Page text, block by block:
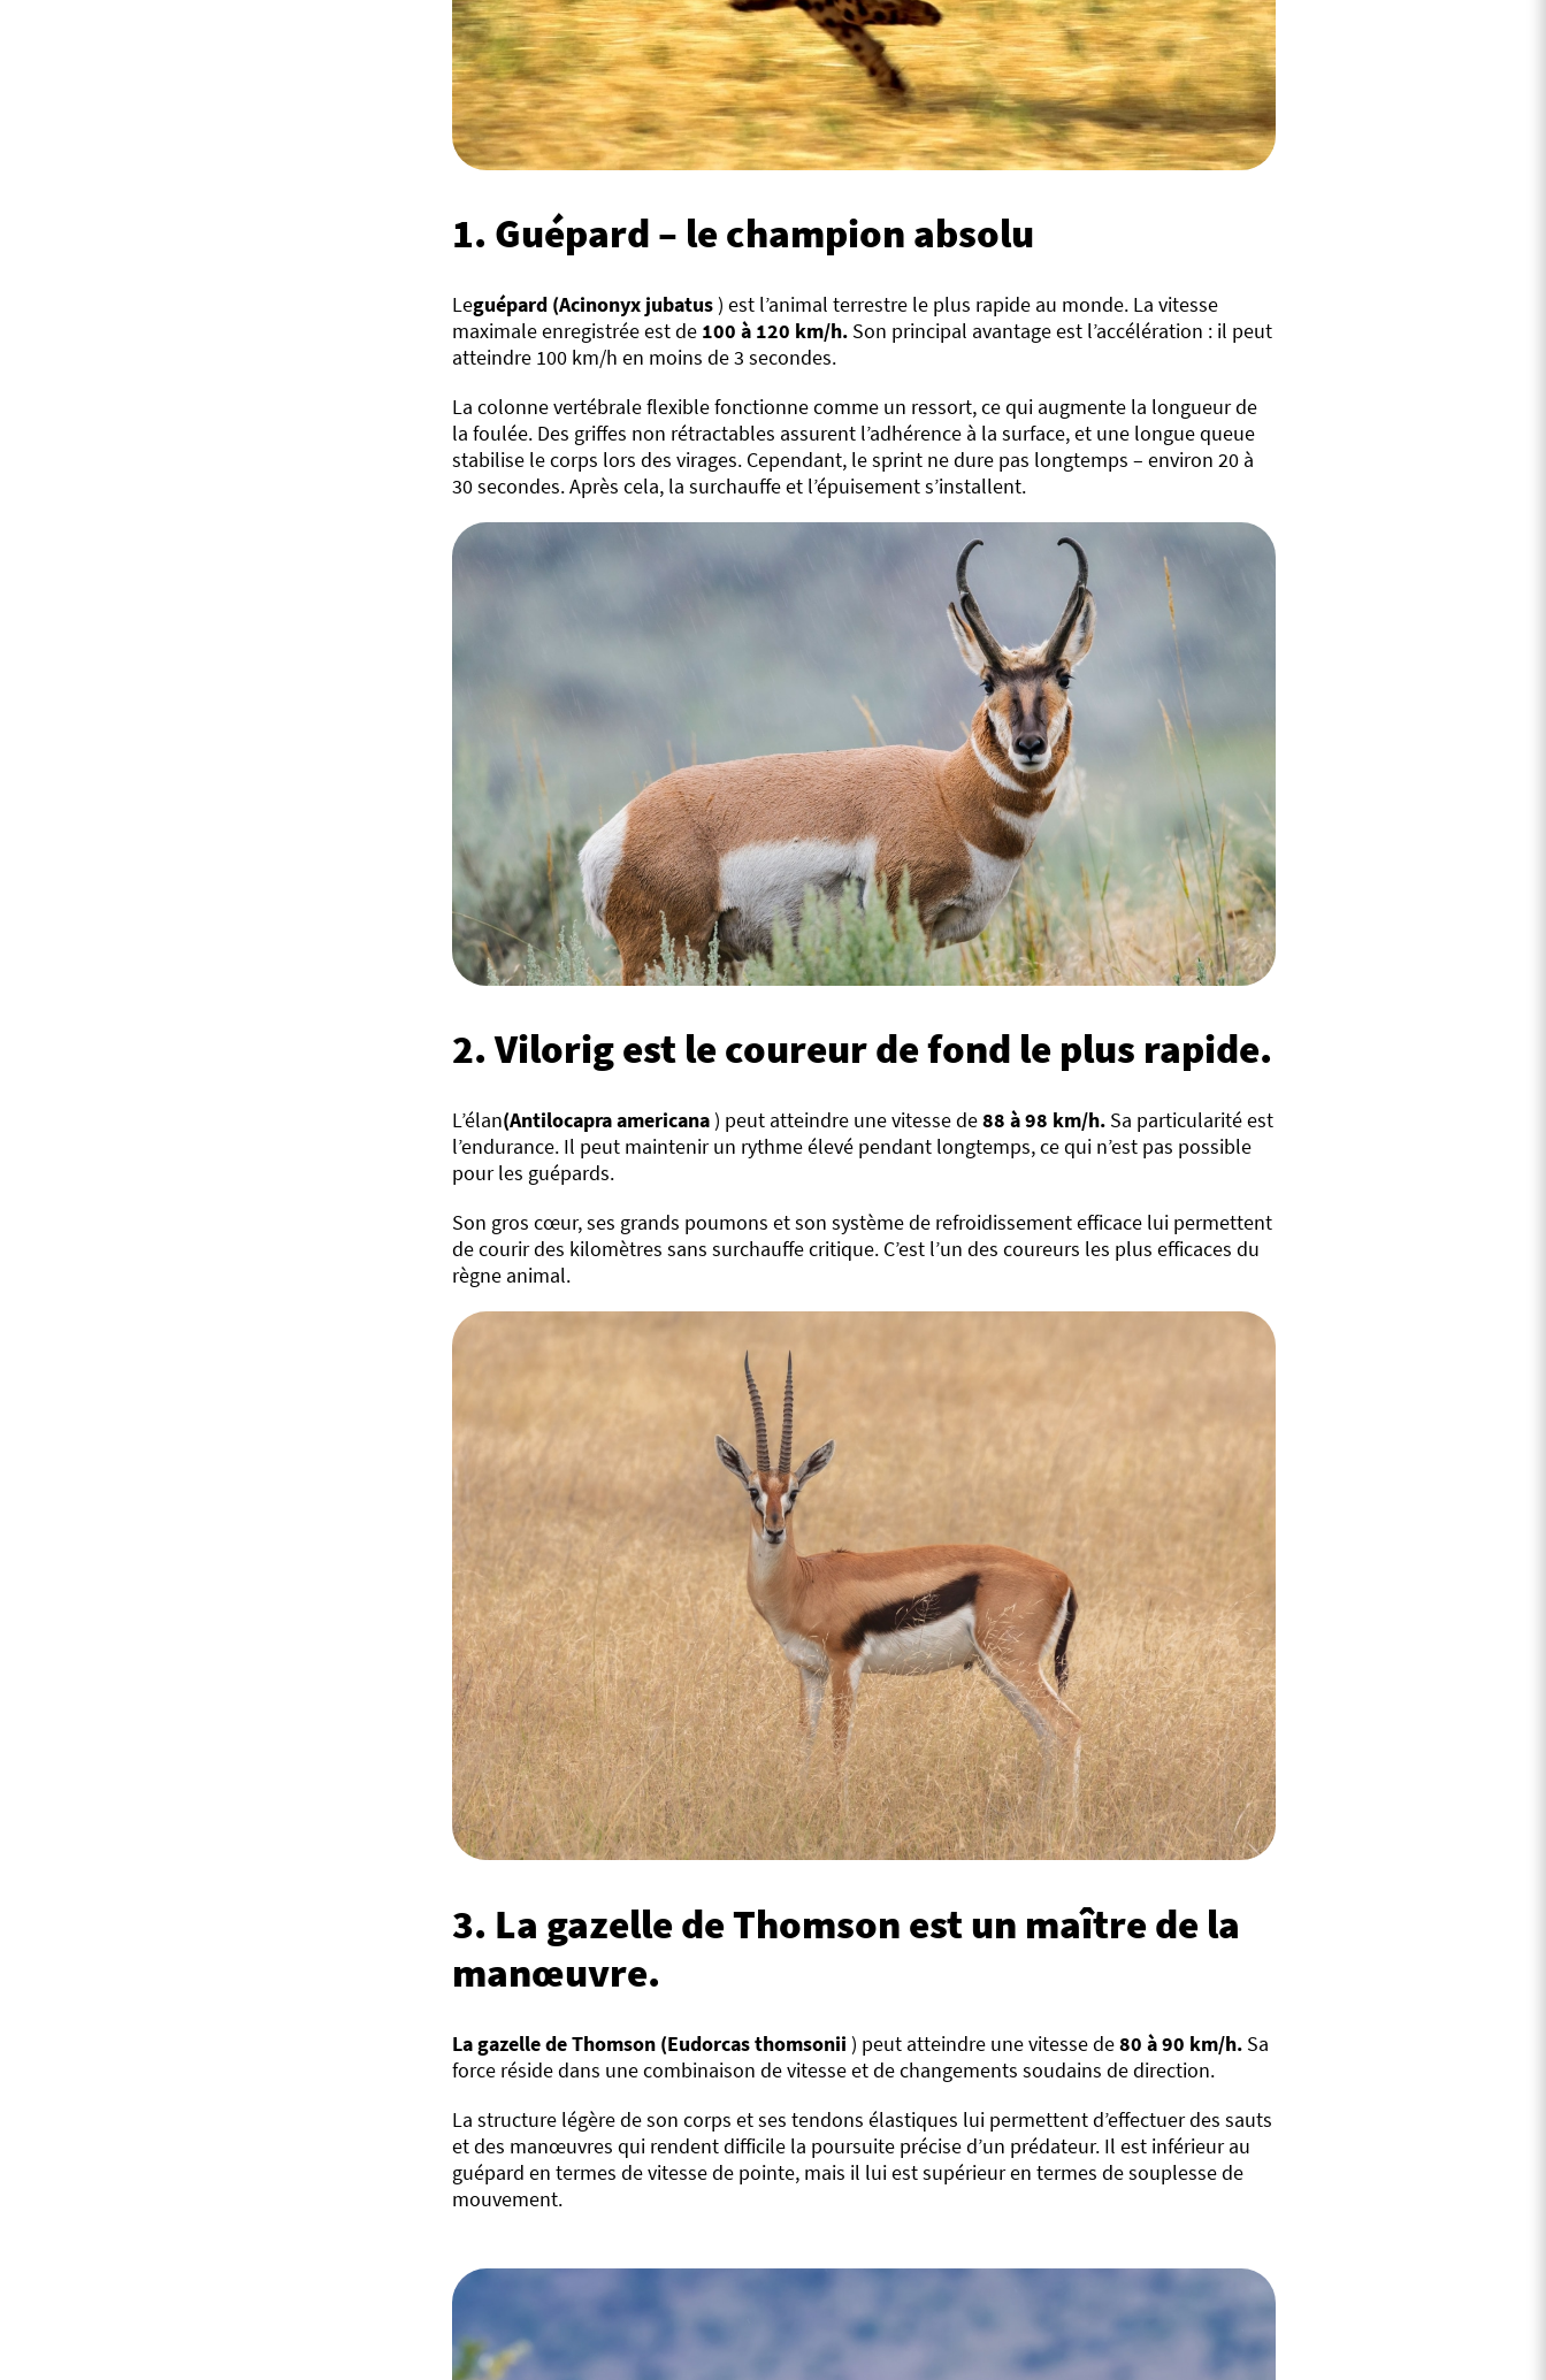
1. Guépard – le champion absolu
Leguépard (Acinonyx jubatus) est l’animal terrestre le plus rapide au monde. La vitesse
maximale enregistrée est de 100 à 120 km/h. Son principal avantage est l’accélération : il peut
atteindre 100 km/h en moins de 3 secondes.
La colonne vertébrale flexible fonctionne comme un ressort, ce qui augmente la longueur de
la foulée. Des griffes non rétractables assurent l’adhérence à la surface, et une longue queue
stabilise le corps lors des virages. Cependant, le sprint ne dure pas longtemps – environ 20 à
30 secondes. Après cela, la surchauffe et l’épuisement s’installent.
2. Vilorig est le coureur de fond le plus rapide.
L’élan(Antilocapra americana) peut atteindre une vitesse de88 à 98 km/h. Sa particularité est
l’endurance. Il peut maintenir un rythme élevé pendant longtemps, ce qui n’est pas possible
pour les guépards.
Son gros cœur, ses grands poumons et son système de refroidissement efficace lui permettent
de courir des kilomètres sans surchauffe critique. C’est l’un des coureurs les plus efficaces du
règne animal.
3. La gazelle de Thomson est un maître de la
manœuvre.
La gazelle de Thomson (Eudorcas thomsonii ) peut atteindre une vitesse de80 à 90 km/h. Sa
force réside dans une combinaison de vitesse et de changements soudains de direction.
La structure légère de son corps et ses tendons élastiques lui permettent d’effectuer des sauts
et des manœuvres qui rendent difficile la poursuite précise d’un prédateur. Il est inférieur au
guépard en termes de vitesse de pointe, mais il lui est supérieur en termes de souplesse de
mouvement.